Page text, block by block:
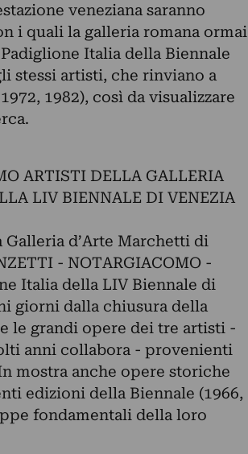
veneziana saranno
i quali la galleria romana ormai
Italia della Biennale
stessi artisti, che rinviano a
1982), così da visualizzare
ARTISTI DELLA GALLERIA
LIV BIENNALE DI VENEZIA
d’Arte Marchetti di
- NOTARGIACOMO -
Italia della LIV Biennale di
giorni dalla chiusura della
le grandi opere dei tre artisti -
anni collabora - provenienti
mostra anche opere storiche
edizioni della Biennale (1966,
fondamentali della loro